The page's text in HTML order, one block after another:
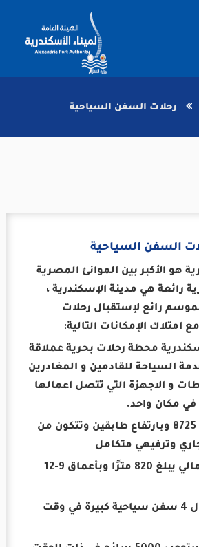
رحلات السفن السياحية
السفن السياحية
هو الأكبر بين الموانئ المصرية
رائعة هي مدينة الإسكندرية ،
رائع لإستقبال رحلات
امتلاك الإمكانات التالية:
محطة رحلات بحرية عملاقة
السياحة للقادمين و المغادرين
و الاجهزة التي تتصل اعمالها
في مكان واحد.
2- تقع علي مساحة 8725 وبارتفاع طابقين وتتكون من
وترفيهي متكامل
3- أرصفة بطول إجمالي يبلغ 820 مترًا وبأعماق 9-12
4- يمكن أن استقبال 4 سفن سياحية كبيرة في وقت